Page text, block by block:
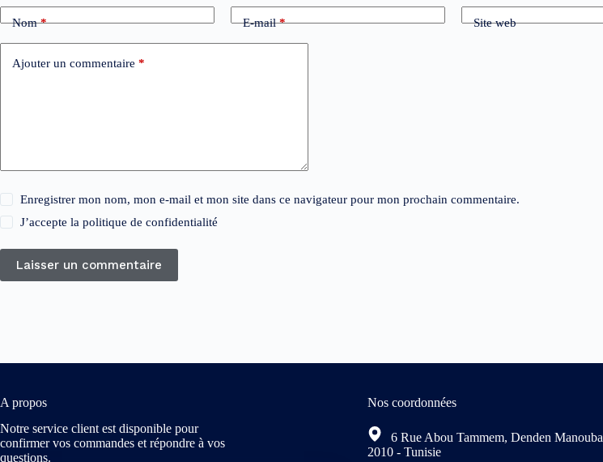
Nom* E-mail* Site web
Ajouter un commentaire *
Enregistrer mon nom, mon e-mail et mon site dans ce navigateur pour mon prochain commentaire.
J’accepte lapolitique de confidentialité
Laisser un commentaire
A propos
Notre service client est disponible pour
confirmer vos commandes et répondre à vos
questions.
Nos coordonnées
6 Rue Abou Tammem, Denden Manouba
2010 - Tunisie